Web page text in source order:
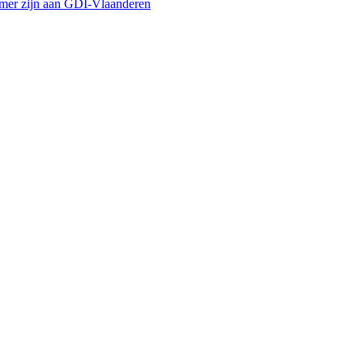
zijn aan GDI-Vlaanderen